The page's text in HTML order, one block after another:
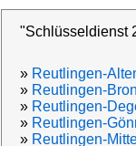
"Schlüsseldienst
» Reutlingen-
» Reutlingen-
» Reutlingen-
» Reutlingen-
» Reutlingen-